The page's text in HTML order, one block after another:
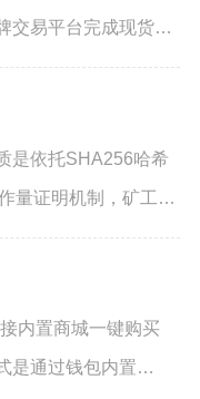
交易平台完成现货小
短期内把大额
是依托SHA256哈希
量证明机制，矿工通
全网交
内置商城一键购买
是通过钱包内置